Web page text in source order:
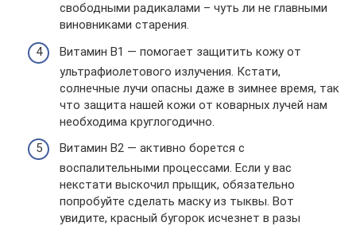
свободными радикалами – чуть ли не главными
виновниками старения.
Витамин В1 — помогает защитить кожу от
ультрафиолетового излучения. Кстати,
солнечные лучи опасны даже в зимнее время, так
что защита нашей кожи от коварных лучей нам
необходима круглогодично.
Витамин В2 — активно борется с
воспалительными процессами. Если у вас
некстати выскочил прыщик, обязательно
попробуйте сделать маску из тыквы. Вот
увидите, красный бугорок исчезнет в разы